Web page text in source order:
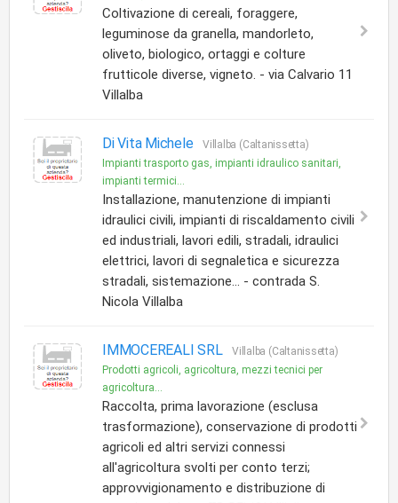
Coltivazione di cereali, foraggere,
leguminose da granella, mandorleto,
oliveto, biologico, ortaggi e colture
frutticole diverse, vigneto. - via Calvario 11
Villalba
Di Vita Michele
Villalba (Caltanissetta)
Impianti trasporto gas, impianti idraulico sanitari,
impianti termici...
Installazione, manutenzione di impianti
idraulici civili, impianti di riscaldamento civili
ed industriali, lavori edili, stradali, idraulici
elettrici, lavori di segnaletica e sicurezza
stradali, sistemazione... - contrada S.
Nicola Villalba
IMMOCEREALI SRL
Villalba (Caltanissetta)
Prodotti agricoli, agricoltura, mezzi tecnici per
agricoltura...
Raccolta, prima lavorazione (esclusa
trasformazione), conservazione di prodotti
agricoli ed altri servizi connessi
all'agricoltura svolti per conto terzi;
approvvigionamento e distribuzione di